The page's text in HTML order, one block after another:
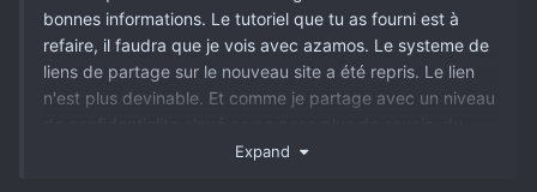
bonnes informations. Le tutoriel que tu as fourni est à
refaire, il faudra que je vois avec azamos. Le systeme de
liens de partage sur le nouveau site a été repris. Le lien
n'est plus devinable. Et comme je partage avec un niveau
coup je partage par défaut le lien pendant 7 jours si il n'y
Expand